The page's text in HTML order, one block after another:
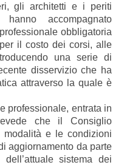
gli architetti e i periti
accompagnato
obbligatoria
il costo dei corsi, alle
una serie di
disservizio che ha
attraverso la quale è
professionale, entrata in
che il Consiglio
modalità e le condizioni
aggiornamento da parte
sistema dei